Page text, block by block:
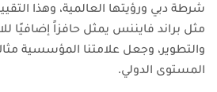
شرطة دبي ورؤيتها العالمية، وهذا
مثل براند فايننس يمثل حافزاً إضافيًا
والتطوير، وجعل علامتنا المؤسسية
المستوى الدولي.